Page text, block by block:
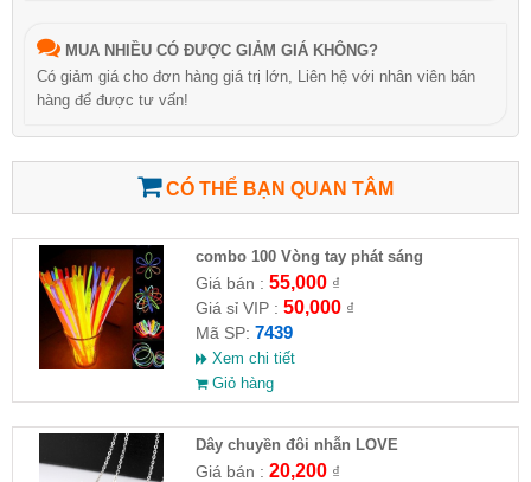
MUA NHIỀU CÓ ĐƯỢC GIẢM GIÁ KHÔNG?
Có giảm giá cho đơn hàng giá trị lớn, Liên hệ với nhân viên bán
hàng để được tư vấn!
CÓ THỂ BẠN QUAN TÂM
combo 100 Vòng tay phát sáng
Giá bán : 55,000₫
Giá sỉ VIP : 50,000₫
Mã SP: 7439
Xem chi tiết
Giỏ hàng
Dây chuyền đôi nhẫn LOVE
Giá bán : 20,200₫